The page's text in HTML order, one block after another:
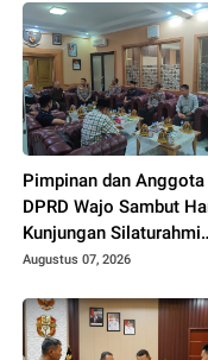
Pimpinan dan Anggota
DPRD Wajo Sambut
Kunjungan Silaturahmi
Kapolres yang Baru
Augustus 07, 2026